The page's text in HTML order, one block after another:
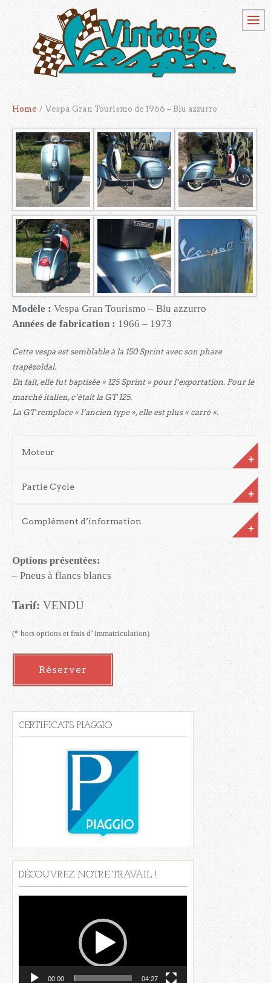
Home/ Vespa Gran Tourismo de 1966 – Blu azzurro
Modèle : Vespa Gran Tourismo – Blu azzurro
Années de fabrication : 1966 – 1973
Cette vespa est semblable à la 150 Sprint avec son phare
trapézoïdal.
En fait, elle fut baptisée « 125 Sprint » pour l’exportation. Pour le
marché italien, c’était la GT 125.
La GT remplace « l’ancien type », elle est plus « carré ».
Moteur
Partie Cycle
Complément d’information
Options présentées:
– Pneus à flancs blancs
Tarif: VENDU
(* hors options et frais d’ immatriculation)
Réserver
CERTIFICATS PIAGGIO
DÉCOUVREZ NOTRE TRAVAIL !
00:00 04:27